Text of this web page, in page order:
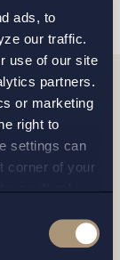
ads, to
our traffic.
use of our site
partners.
or marketing
right to
settings can
corner of your
we will only
and our